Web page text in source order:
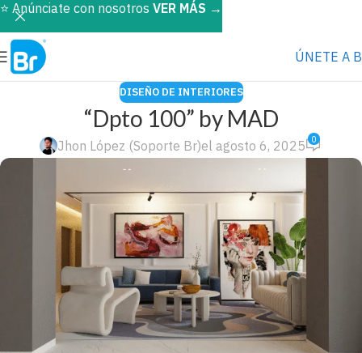
ÚNETE A
DISEÑO DE INTERIORES
“Dpto 100” by MAD
Jhon López (Soporte Br)el agosto 6, 2025 0
⭐️ Anúnciate con nosotros VER MÁS →